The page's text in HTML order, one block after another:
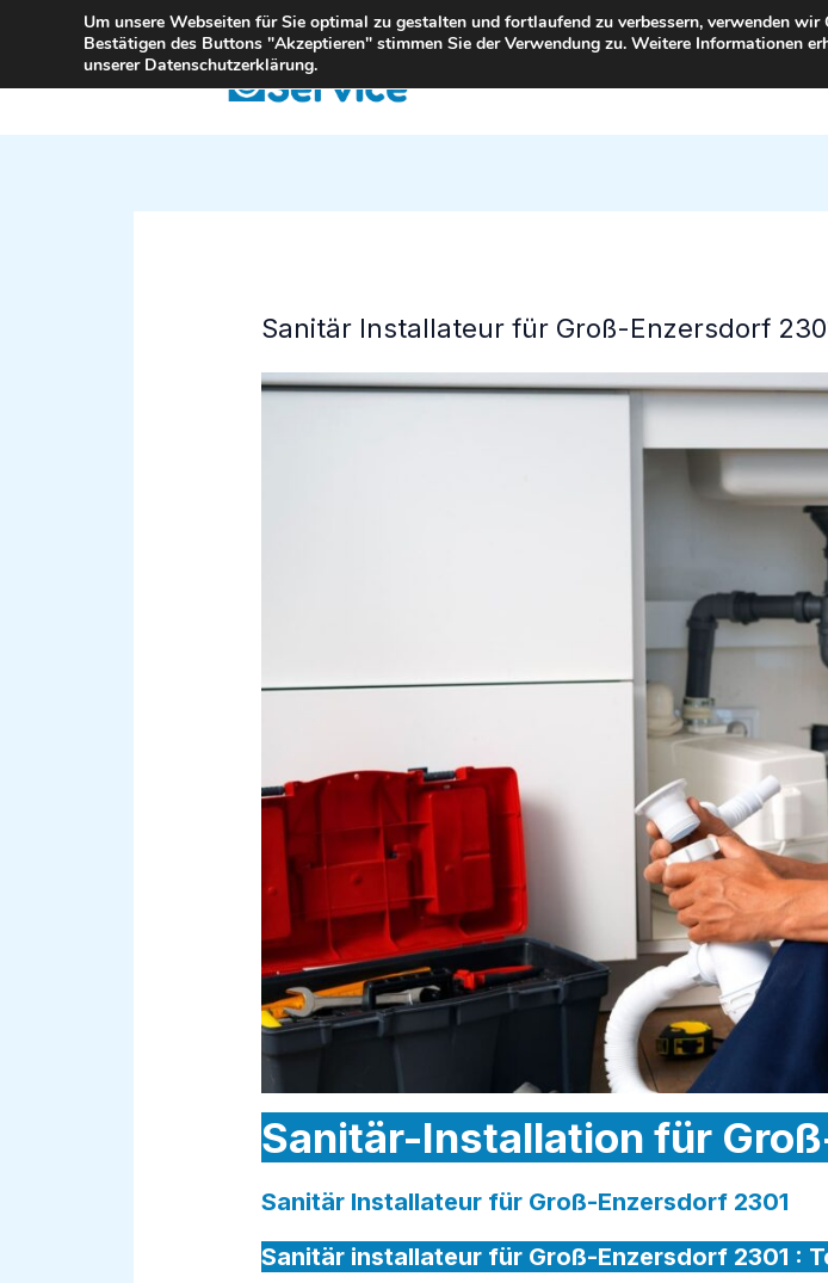
springen
Sanitär Installateur für Groß-Enzersdorf
Sanitär-Installation für
Sanitär Installateur für Groß-Enzersdorf 2301
Sanitär installateur für Groß-Enzersdorf 2301 :
Um unsere Webseiten für Sie optimal zu gestalten und fortlaufend zu verbessern, verwenden wir
Bestätigen des Buttons "Akzeptieren" stimmen Sie der Verwendung zu. Weitere Informationen
unserer Datenschutzerklärung.